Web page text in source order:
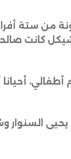
من ستة
شيكل (حوالي 300 دولار) من الأوراق النقدية المتهالكة،
يحيى